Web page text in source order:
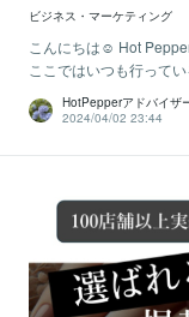
ビジネス・マーケティング
こんにちは☺ Hot
ここではいつも行って
HotPepperアドバイザ
2024/04/02 23:44